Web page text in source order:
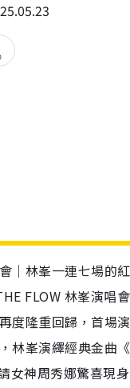
｜林峯一連七場的
FLOW 林峯演唱
度隆重回歸，首場
林峯演繹經典金曲
女神周秀娜驚喜現